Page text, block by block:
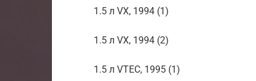
1.5 л VX, 1994 (1)
1.5 л VX, 1994 (2)
1.5 л VTEC, 1995 (1)